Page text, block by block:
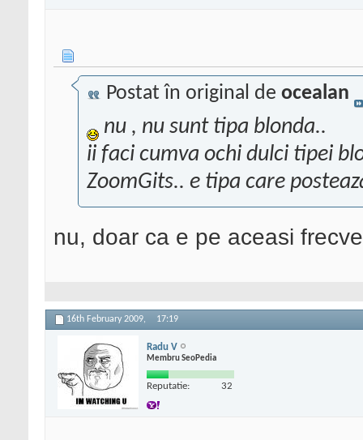
Postat în original de ocealan
nu , nu sunt tipa blonda..
ii faci cumva ochi dulci tipei
ZoomGits.. e tipa care
nu, doar ca e pe aceasi
16th February 2009, 17:19
Radu V
Membru SeoPedia
Reputatie: 32